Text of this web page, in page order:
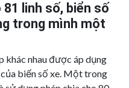
81 linh số, biển số
trong mình một
khác nhau được áp dụng
biển số xe. Một trong